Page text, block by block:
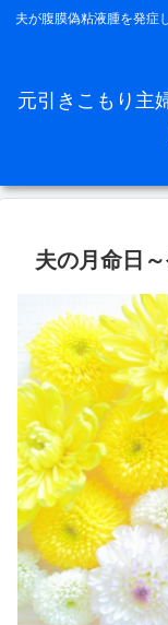
夫が腹膜偽粘液腫を発症
元引きこもり主
夫の月命日